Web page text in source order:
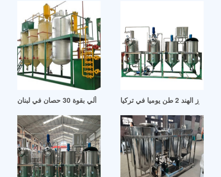
مصنع تكرير نفط كبير نصف آلي بقوة 30 حصان في لبنان 2 طن يوميا في تركيا